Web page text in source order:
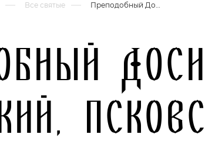
Все святые Преподобный Досифей Верхнеостровский, Псковский Игумен